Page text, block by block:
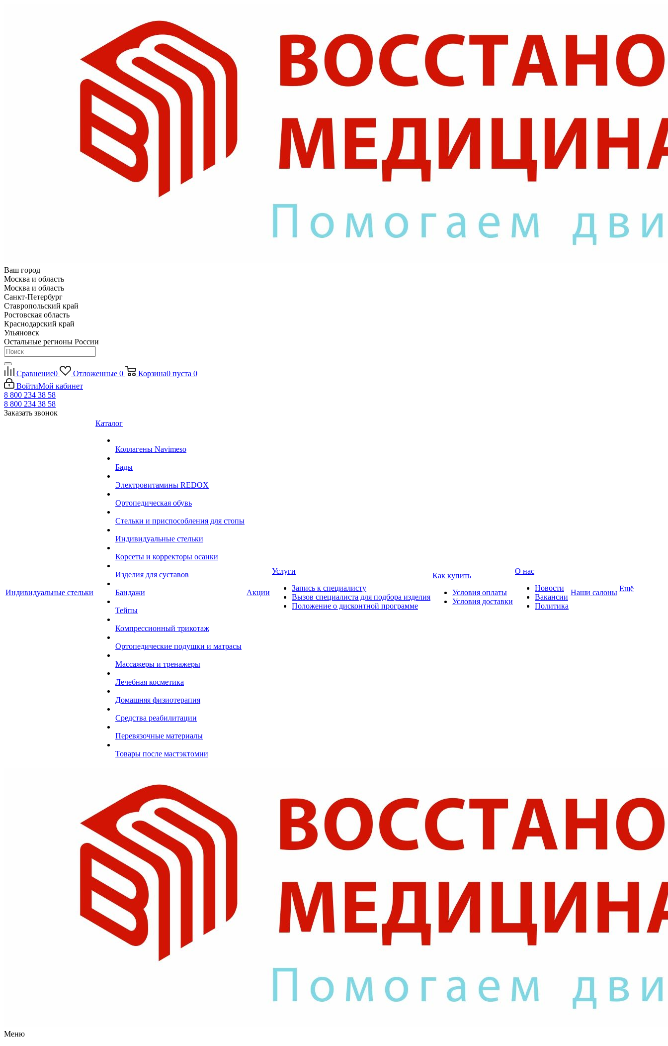
Ваш город
Москва и область
Москва и область
Санкт-Петербург
Ставропольский край
Ростовская область
Краснодарский край
Ульяновск
Остальные регионы России
Сравнение0 Отложенные 0 Корзина0 пуста 0
ВойтиМой кабинет
8 800 234 38 58
8 800 234 38 58
Заказать звонок
Индивидуальные стельки
Каталог
Коллагены Navimeso
Бады
Электровитамины REDOX
Ортопедическая обувь
Стельки и приспособления для стопы
Индивидуальные стельки
Корсеты и корректоры осанки
Изделия для суставов
Бандажи
Тейпы
Компрессионный трикотаж
Ортопедические подушки и матрасы
Массажеры и тренажеры
Лечебная косметика
Домашняя физиотерапия
Средства реабилитации
Перевязочные материалы
Товары после мастэктомии
Акции
Услуги
Запись к специалисту
Вызов специалиста для подбора изделия
Положение о дисконтной программе
Как купить
Условия оплаты
Условия доставки
О нас
Новости
Вакансии
Политика
Наши салоны Ещё
Меню